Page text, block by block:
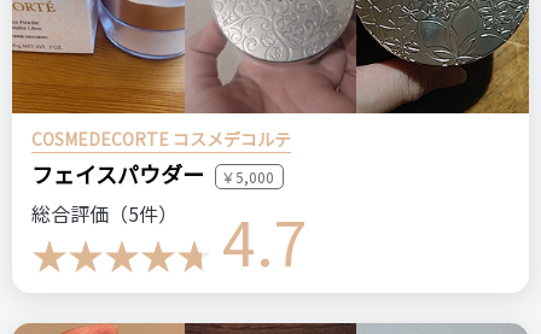
COSMEDECORTE コスメデコルテ
フェイスパウダー ￥5,000
総合評価（5件） 4.7